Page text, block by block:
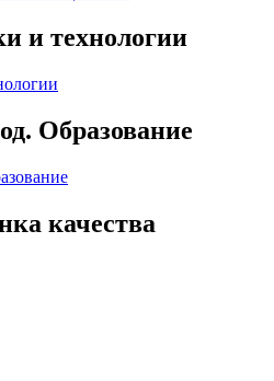
и технологии
Образование
качества